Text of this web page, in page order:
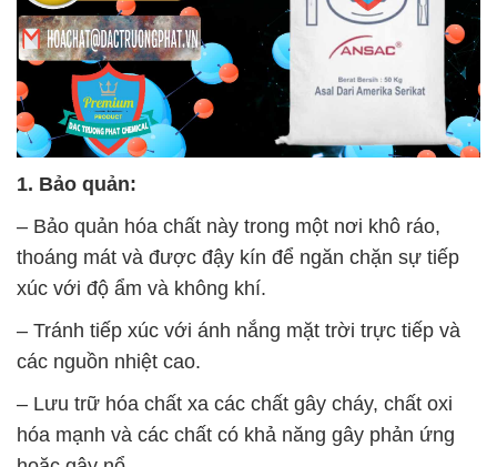
1. Bảo quản:
– Bảo quản hóa chất này trong một nơi khô ráo,
thoáng mát và được đậy kín để ngăn chặn sự tiếp
xúc với độ ẩm và không khí.
– Tránh tiếp xúc với ánh nắng mặt trời trực tiếp và
các nguồn nhiệt cao.
– Lưu trữ hóa chất xa các chất gây cháy, chất oxi
hóa mạnh và các chất có khả năng gây phản ứng